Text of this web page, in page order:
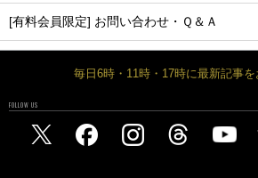
[有料会員限定] お問い合わせ・Ｑ＆Ａ
毎日6時・11時・17時に最新記事
FOLLOW US